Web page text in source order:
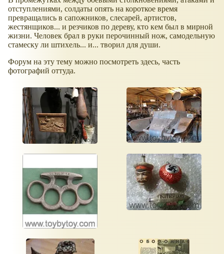
отступлениями, солдаты опять на короткое время
превращались в сапожников, слесарей, артистов,
жестянщиков... и резчиков по дереву, кто кем был в мирной
жизни. Человек брал в руки перочинный нож, самодельную
стамеску ли штихель... и... творил для души.
Форум на эту тему можно посмотреть здесь, часть
фотографий оттуда.